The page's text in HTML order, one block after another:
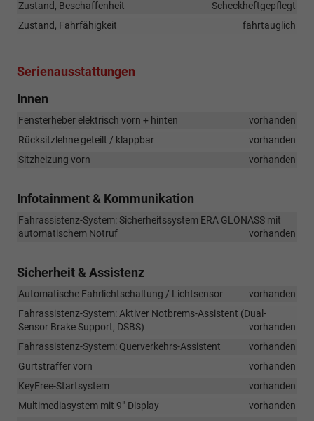
Zustand, Beschaffenheit
Scheckheftgepflegt
Zustand, Fahrfähigkeit
fahrtauglich
Serienausstattungen
Innen
Fensterheber elektrisch vorn + hinten
vorhanden
Rücksitzlehne geteilt / klappbar
vorhanden
Sitzheizung vorn
vorhanden
Infotainment & Kommunikation
Fahrassistenz-System: Sicherheitssystem ERA GLONASS mit
automatischem Notruf
vorhanden
Sicherheit & Assistenz
Automatische Fahrlichtschaltung / Lichtsensor
vorhanden
Fahrassistenz-System: Aktiver Notbrems-Assistent (Dual-
Sensor Brake Support, DSBS)
vorhanden
Fahrassistenz-System: Querverkehrs-Assistent
vorhanden
Gurtstraffer vorn
vorhanden
KeyFree-Startsystem
vorhanden
Multimediasystem mit 9"-Display
vorhanden